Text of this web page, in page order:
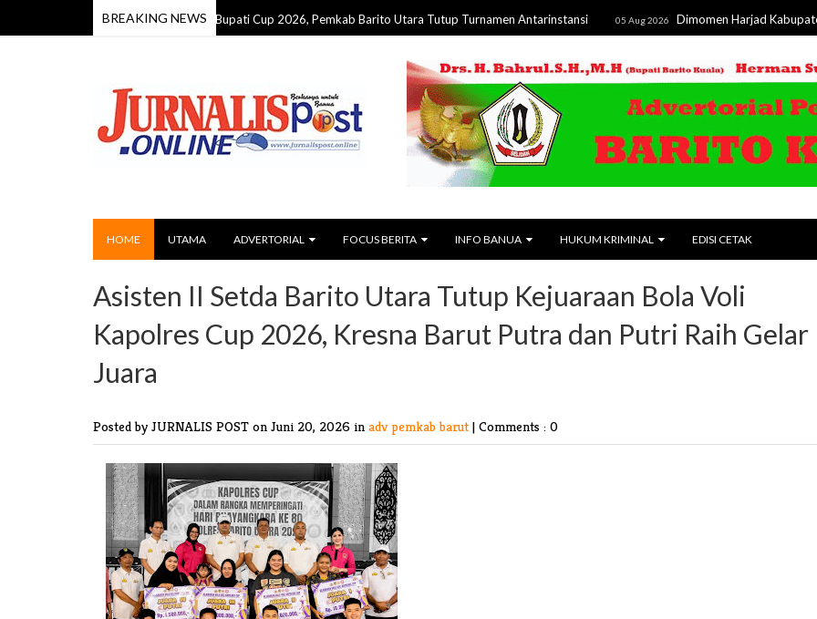
BREAKING NEWS
Pendidikan Juara Futsal Bupati Cup 2026, Pemkab Barito Utara Tutup Turnamen Antarinstansi 05 Aug 2026 Dimomen Harjad Kabupaten ke-24,
HOME UTAMA ADVERTORIAL FOCUS BERITA INFO BANUA HUKUM KRIMINAL EDISI CETAK
Asisten II Setda Barito Utara Tutup Kejuaraan Bola Voli
Kapolres Cup 2026, Kresna Barut Putra dan Putri Raih Gelar
Juara
Posted by JURNALIS POST on Juni 20, 2026 in adv pemkab barut | Comments : 0